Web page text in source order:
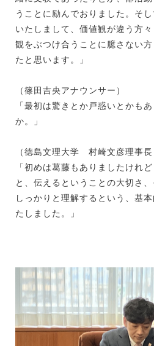
うことに励んでおりました。そ
いたしまして、価値観が違う方
観をぶつけ合うことに臆さない
たと思います。」
（篠田吉央アナウンサー）
「最初は驚きとか戸惑いとかも
か。」
（徳島文理大学 村崎文彦理事長
「初めは葛藤もありましたけれ
と、伝えるということの大切さ
しっかりと理解するという、基
たしました。」